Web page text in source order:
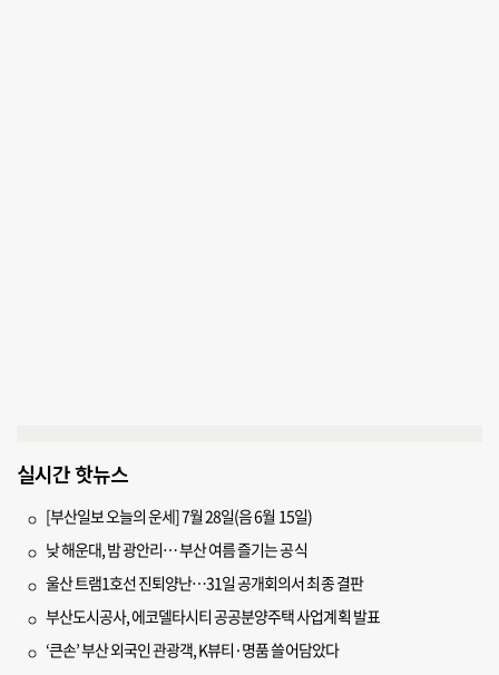
실시간 핫뉴스
[부산일보 오늘의 운세] 7월 28일(음 6월 15일)
낮 해운대, 밤 광안리… 부산 여름 즐기는 공식
울산 트램1호선 진퇴양난…31일 공개회의서 최종 결판
부산도시공사, 에코델타시티 공공분양주택 사업계획 발표
‘큰손’ 부산 외국인 관광객, K뷰티·명품 쓸어담았다